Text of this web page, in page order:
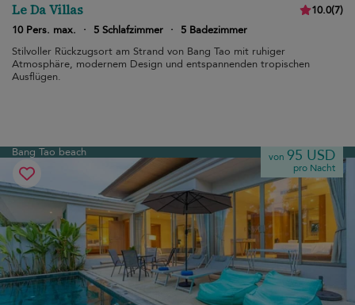
Le Da Villas 10.0(7)
10 Pers. max.
· 5 Schlafzimmer ·
5 Badezimmer
Stilvoller Rückzugsort am Strand von Bang Tao mit ruhiger
Atmosphäre, modernem Design und entspannenden tropischen
Ausflügen.
Bang Tao beach von 95 USD
pro Nacht